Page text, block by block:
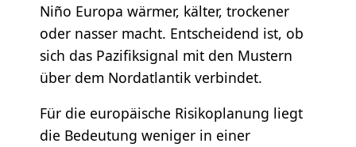
Niño Europa wärmer, kälter, trockener
oder nasser macht. Entscheidend ist, ob
sich das Pazifiksignal mit den Mustern
über dem Nordatlantik verbindet.
Für die europäische Risikoplanung liegt
die Bedeutung weniger in einer